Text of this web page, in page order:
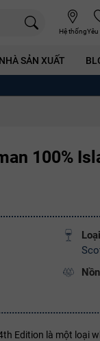
Hệ thốngYêu
NHÀ SẢN XUẤT
100%
Edition là một loại